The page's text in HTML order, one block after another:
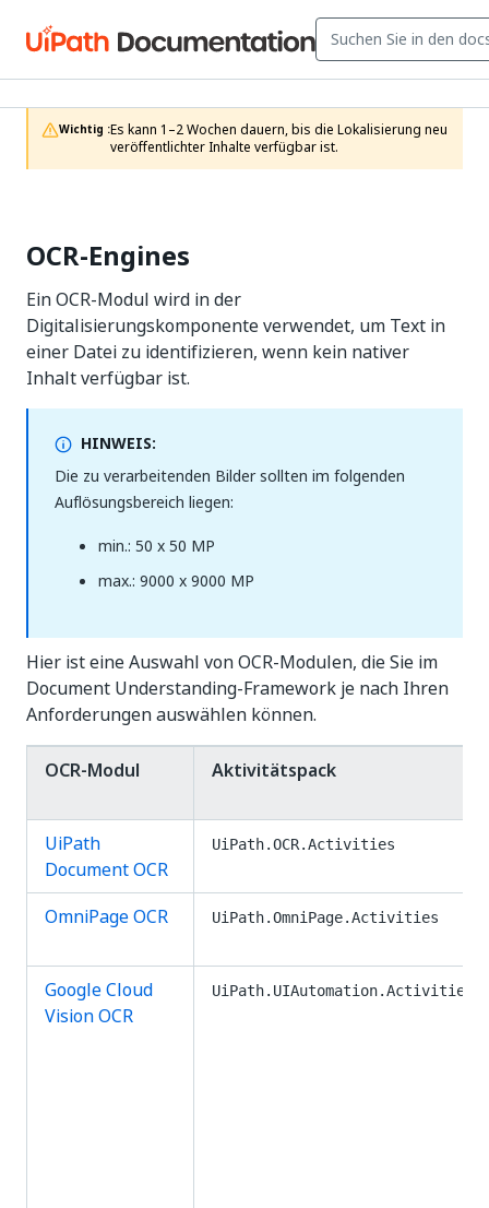
Wichtig :Es kann 1–2 Wochen dauern, bis die Lokalisierung neu
veröffentlichter Inhalte verfügbar ist.
OCR-Engines
Ein OCR-Modul wird in der
Digitalisierungskomponente verwendet, um Text in
einer Datei zu identifizieren, wenn kein nativer
Inhalt verfügbar ist.
HINWEIS:
Die zu verarbeitenden Bilder sollten im folgenden
Auflösungsbereich liegen:
min.: 50 x 50 MP
max.: 9000 x 9000 MP
Hier ist eine Auswahl von OCR-Modulen, die Sie im
Document Understanding-Framework je nach Ihren
Anforderungen auswählen können.
OCR-Modul Aktivitätspack
UiPath
Document OCR
UiPath.OCR.Activities
OmniPage OCR UiPath.OmniPage.Activities
Google Cloud
Vision OCR
UiPath.UIAutomation.Activities